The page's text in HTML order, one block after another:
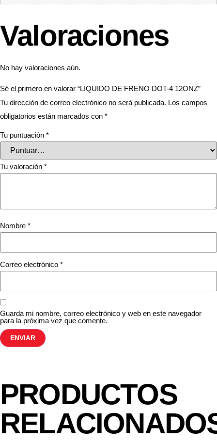
Valoraciones
No hay valoraciones aún.
Sé el primero en valorar “LIQUIDO DE FRENO DOT-4 12ONZ”
Tu dirección de correo electrónico no será publicada. Los campos
obligatorios están marcados con *
Tu puntuación *
Tu valoración *
Nombre *
Correo electrónico *
Guarda mi nombre, correo electrónico y web en este navegador
para la próxima vez que comente.
PRODUCTOS